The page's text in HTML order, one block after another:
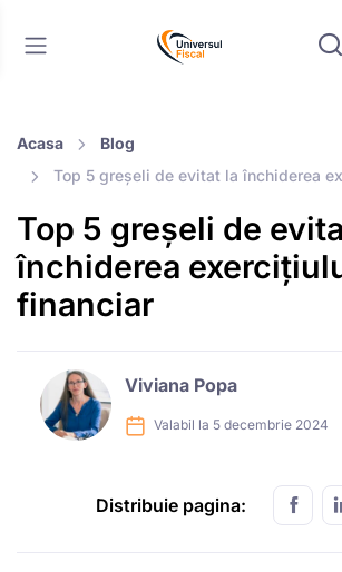
Acasa
Blog
Top 5 greșeli de evitat la închiderea
Top 5 greșeli de
închiderea
financiar
Viviana Popa
Valabil la 5 decembrie 2024
Distribuie pagina: